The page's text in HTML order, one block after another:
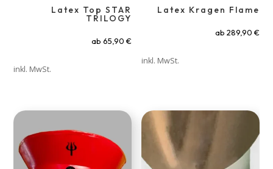
Latex Top STAR
TRILOGY
ab 65,90 €
inkl. MwSt.
Latex Kragen Flame
ab 289,90 €
inkl. MwSt.